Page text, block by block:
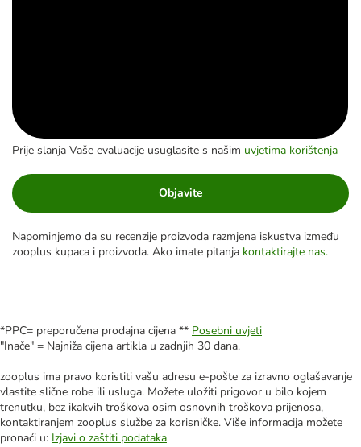
Prije slanja Vaše evaluacije usuglasite s našim uvjetima korištenja
Objavite
Napominjemo da su recenzije proizvoda razmjena iskustva između
zooplus kupaca i proizvoda. Ako imate pitanja kontaktirajte nas.
*PPC= preporučena prodajna cijena ** Posebni uvjeti
"Inače" = Najniža cijena artikla u zadnjih 30 dana.
zooplus ima pravo koristiti vašu adresu e-pošte za izravno oglašavanje
vlastite slične robe ili usluga. Možete uložiti prigovor u bilo kojem
trenutku, bez ikakvih troškova osim osnovnih troškova prijenosa,
kontaktiranjem zooplus službe za korisničke. Više informacija možete
pronaći u: Izjavi o zaštiti podataka